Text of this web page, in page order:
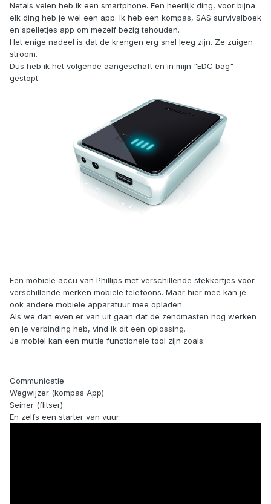
Netals velen heb ik een smartphone. Een heerlijk ding, voor bijna
elk ding heb je wel een app. Ik heb een kompas, SAS survivalboek
en spelletjes app om mezelf bezig tehouden.
Het enige nadeel is dat de krengen erg snel leeg zijn. Ze zuigen
stroom.
Dus heb ik het volgende aangeschaft en in mijn "EDC bag"
gestopt.
Een mobiele accu van Phillips met verschillende stekkertjes voor
verschillende merken mobiele telefoons. Maar hier mee kan je
ook andere mobiele apparatuur mee opladen.
Als we dan even er van uit gaan dat de zendmasten nog werken
en je verbinding heb, vind ik dit een oplossing.
Je mobiel kan een multie functionele tool zijn zoals:
Communicatie
Wegwijzer (kompas App)
Seiner (flitser)
En zelfs een starter van vuur: